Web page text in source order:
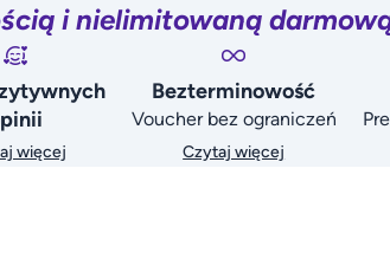
i nielimitowaną
więcej
Bezterminowość
Voucher bez ograniczeń
Czytaj więcej